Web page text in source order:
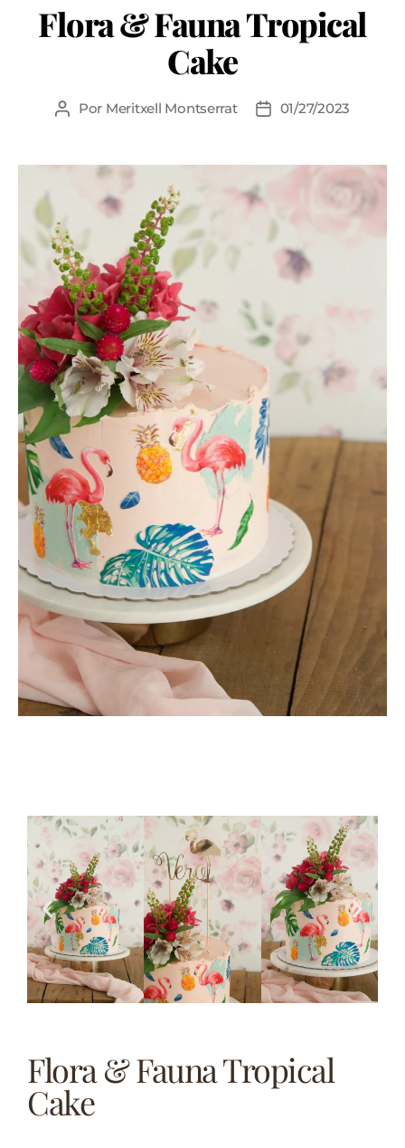
Flora & Fauna Tropical
Cake
Por Meritxell Montserrat 01/27/2023
Flora & Fauna Tropical
Cake